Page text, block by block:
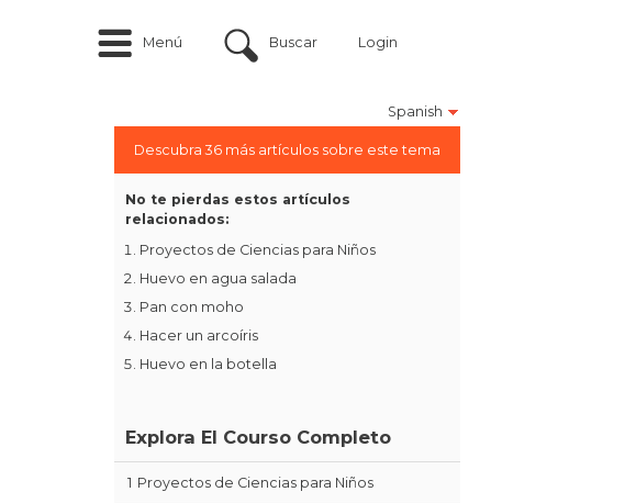
Menú Buscar Login
Spanish
Descubra 36 más artículos sobre este tema
No te pierdas estos artículos
relacionados:
Proyectos de Ciencias para Niños
Huevo en agua salada
Pan con moho
Hacer un arcoíris
Huevo en la botella
Explora El Courso Completo
1 Proyectos de Ciencias para Niños